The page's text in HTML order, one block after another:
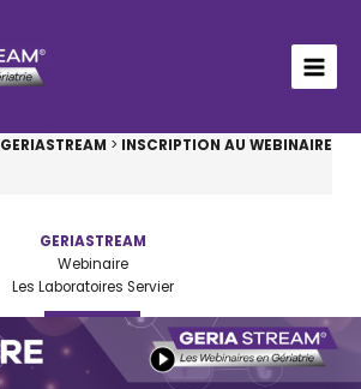
GERIASTREAM > INSCRIPTION AU WEBINAIRE
GERIASTREAM
Webinaire
Les Laboratoires Servier